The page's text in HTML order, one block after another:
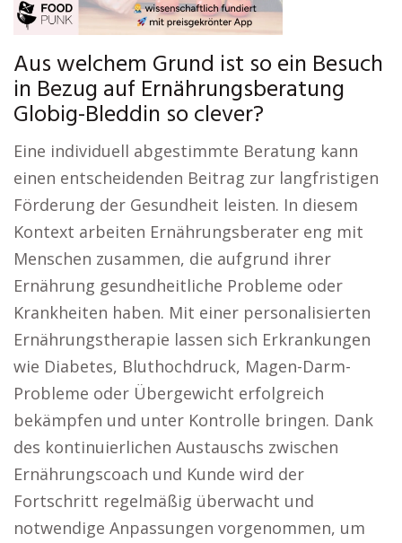
Aus welchem Grund ist so ein Besuch
in Bezug auf Ernährungsberatung
Globig-Bleddin so clever?
Eine individuell abgestimmte Beratung kann
einen entscheidenden Beitrag zur langfristigen
Förderung der Gesundheit leisten. In diesem
Kontext arbeiten Ernährungsberater eng mit
Menschen zusammen, die aufgrund ihrer
Ernährung gesundheitliche Probleme oder
Krankheiten haben. Mit einer personalisierten
Ernährungstherapie lassen sich Erkrankungen
wie Diabetes, Bluthochdruck, Magen-Darm-
Probleme oder Übergewicht erfolgreich
bekämpfen und unter Kontrolle bringen. Dank
des kontinuierlichen Austauschs zwischen
Ernährungscoach und Kunde wird der
Fortschritt regelmäßig überwacht und
notwendige Anpassungen vorgenommen, um